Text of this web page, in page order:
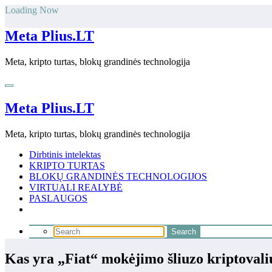
Skip
content
Loading Now
Meta Plius.LT
Meta, kripto turtas, blokų grandinės technologija
Meta Plius.LT
Meta, kripto turtas, blokų grandinės technologija
Dirbtinis intelektas
KRIPTO TURTAS
BLOKŲ GRANDINĖS TECHNOLOGIJOS
VIRTUALI REALYBĖ
PASLAUGOS
Kas yra „Fiat“ mokėjimo šliuzo